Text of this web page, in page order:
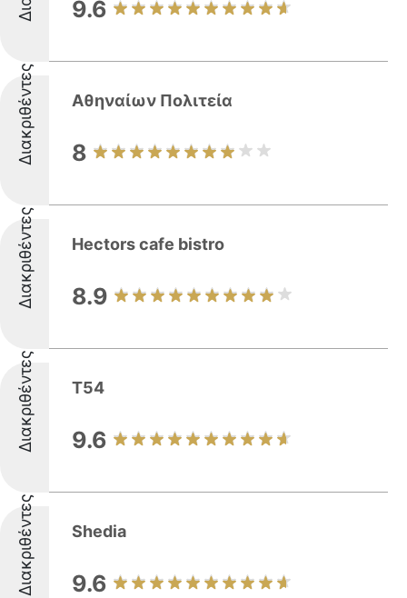
9.6
Διακριθέντες Αθηναίων Πολιτεία
8
Διακριθέντες Hectors cafe bistro
8.9
Διακριθέντες T54
9.6
Διακριθέντες Shedia
9.6